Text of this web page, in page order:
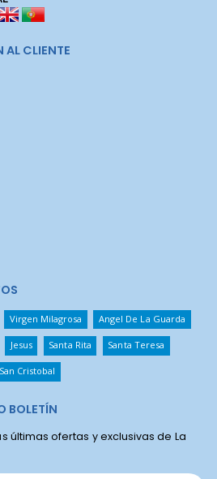
AL CLIENTE
Virgen Milagrosa Angel De La Guarda
Jesus Santa Rita Santa Teresa
San Cristobal
BOLETÍN
últimas ofertas y exclusivas de La